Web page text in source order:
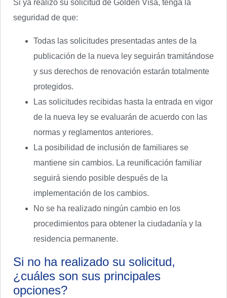
Si ya realizó su solicitud de Golden Visa, tenga la
seguridad de que:
Todas las solicitudes presentadas antes de la
publicación de la nueva ley seguirán tramitándose
y sus derechos de renovación estarán totalmente
protegidos.
Las solicitudes recibidas hasta la entrada en vigor
de la nueva ley se evaluarán de acuerdo con las
normas y reglamentos anteriores.
La posibilidad de inclusión de familiares se
mantiene sin cambios. La reunificación familiar
seguirá siendo posible después de la
implementación de los cambios.
No se ha realizado ningún cambio en los
procedimientos para obtener la ciudadanía y la
residencia permanente.
Si no ha realizado su solicitud,
¿cuáles son sus principales
opciones?